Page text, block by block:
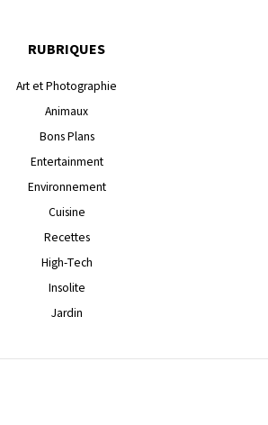
RUBRIQUES
Art et Photographie
Animaux
Bons Plans
Entertainment
Environnement
Cuisine
Recettes
High-Tech
Insolite
Jardin